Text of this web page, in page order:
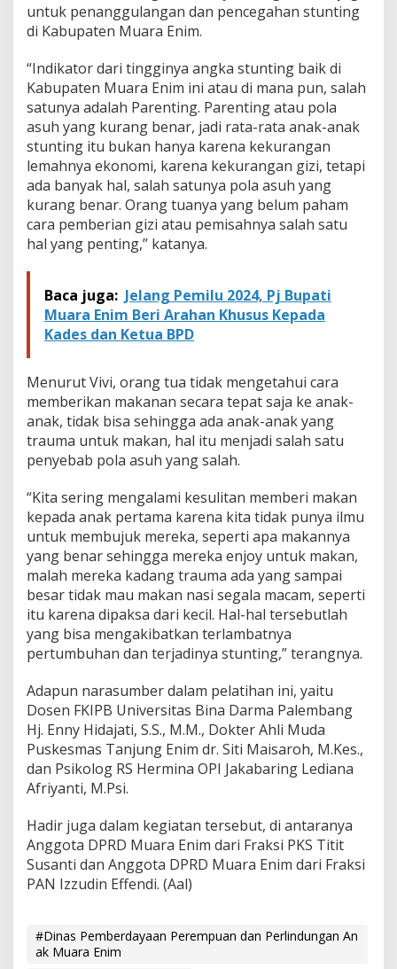
untuk penanggulangan dan pencegahan stunting
di Kabupaten Muara Enim.
“Indikator dari tingginya angka stunting baik di
Kabupaten Muara Enim ini atau di mana pun, salah
satunya adalah Parenting. Parenting atau pola
asuh yang kurang benar, jadi rata-rata anak-anak
stunting itu bukan hanya karena kekurangan
lemahnya ekonomi, karena kekurangan gizi, tetapi
ada banyak hal, salah satunya pola asuh yang
kurang benar. Orang tuanya yang belum paham
cara pemberian gizi atau pemisahnya salah satu
hal yang penting,” katanya.
Baca juga: Jelang Pemilu 2024, Pj Bupati
Muara Enim Beri Arahan Khusus Kepada
Kades dan Ketua BPD
Menurut Vivi, orang tua tidak mengetahui cara
memberikan makanan secara tepat saja ke anak-
anak, tidak bisa sehingga ada anak-anak yang
trauma untuk makan, hal itu menjadi salah satu
penyebab pola asuh yang salah.
“Kita sering mengalami kesulitan memberi makan
kepada anak pertama karena kita tidak punya ilmu
untuk membujuk mereka, seperti apa makannya
yang benar sehingga mereka enjoy untuk makan,
malah mereka kadang trauma ada yang sampai
besar tidak mau makan nasi segala macam, seperti
itu karena dipaksa dari kecil. Hal-hal tersebutlah
yang bisa mengakibatkan terlambatnya
pertumbuhan dan terjadinya stunting,” terangnya.
Adapun narasumber dalam pelatihan ini, yaitu
Dosen FKIPB Universitas Bina Darma Palembang
Hj. Enny Hidajati, S.S., M.M., Dokter Ahli Muda
Puskesmas Tanjung Enim dr. Siti Maisaroh, M.Kes.,
dan Psikolog RS Hermina OPI Jakabaring Lediana
Afriyanti, M.Psi.
Hadir juga dalam kegiatan tersebut, di antaranya
Anggota DPRD Muara Enim dari Fraksi PKS Titit
Susanti dan Anggota DPRD Muara Enim dari Fraksi
PAN Izzudin Effendi. (Aal)
#Dinas Pemberdayaan Perempuan dan Perlindungan An
ak Muara Enim